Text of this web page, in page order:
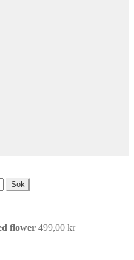
Sök
flower 499,00 kr